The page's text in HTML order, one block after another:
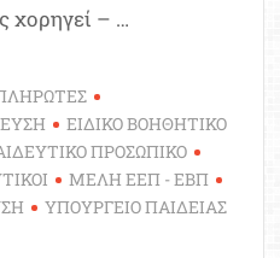
χορηγεί – …
ΕΙΔΙΚΟ ΒΟΗΘΗΤΙΚΟ
ΠΡΟΣΩΠΙΚΟ
ΜΕΛΗ ΕΕΠ - ΕΒΠ
ΥΠΟΥΡΓΕΙΟ ΠΑΙΔΕΙΑΣ